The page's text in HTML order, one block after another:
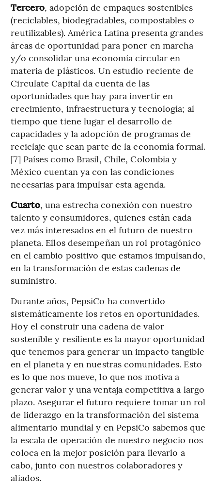
Tercero, adopción de empaques sostenibles
(reciclables, biodegradables, compostables o
reutilizables). América Latina presenta grandes
áreas de oportunidad para poner en marcha
y/o consolidar una economía circular en
materia de plásticos. Un estudio reciente de
Circulate Capital da cuenta de las
oportunidades que hay para invertir en
crecimiento, infraestructura y tecnología; al
tiempo que tiene lugar el desarrollo de
capacidades y la adopción de programas de
reciclaje que sean parte de la economía formal.
[7] Países como Brasil, Chile, Colombia y
México cuentan ya con las condiciones
necesarias para impulsar esta agenda.
Cuarto, una estrecha conexión con nuestro
talento y consumidores, quienes están cada
vez más interesados en el futuro de nuestro
planeta. Ellos desempeñan un rol protagónico
en el cambio positivo que estamos impulsando,
en la transformación de estas cadenas de
suministro.
Durante años, PepsiCo ha convertido
sistemáticamente los retos en oportunidades.
Hoy el construir una cadena de valor
sostenible y resiliente es la mayor oportunidad
que tenemos para generar un impacto tangible
en el planeta y en nuestras comunidades. Esto
es lo que nos mueve, lo que nos motiva a
generar valor y una ventaja competitiva a largo
plazo. Asegurar el futuro requiere tomar un rol
de liderazgo en la transformación del sistema
alimentario mundial y en PepsiCo sabemos que
la escala de operación de nuestro negocio nos
coloca en la mejor posición para llevarlo a
cabo, junto con nuestros colaboradores y
aliados.